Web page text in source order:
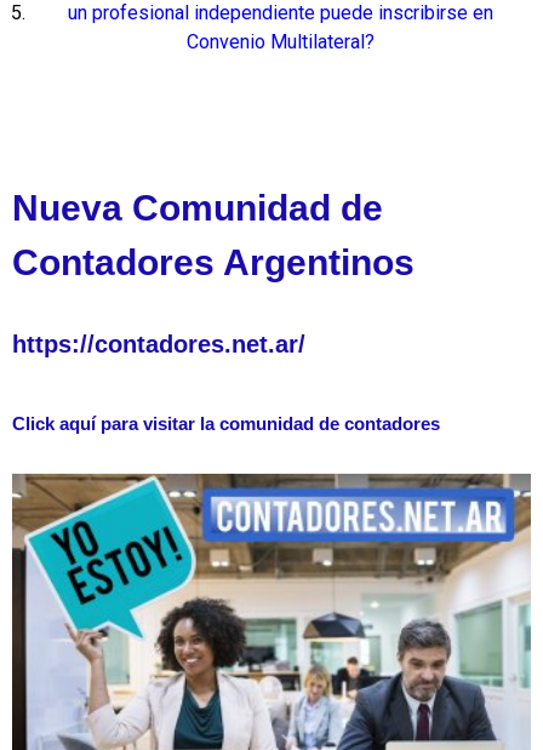
un profesional independiente puede inscribirse en
Convenio Multilateral?
Nueva Comunidad de
Contadores Argentinos
https://contadores.net.ar/
Click aquí para visitar la comunidad de contadores